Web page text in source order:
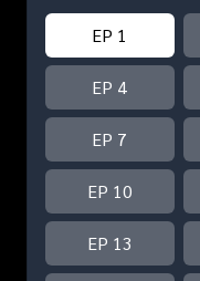
EP 1
EP 4
EP 7
EP 10
EP 13